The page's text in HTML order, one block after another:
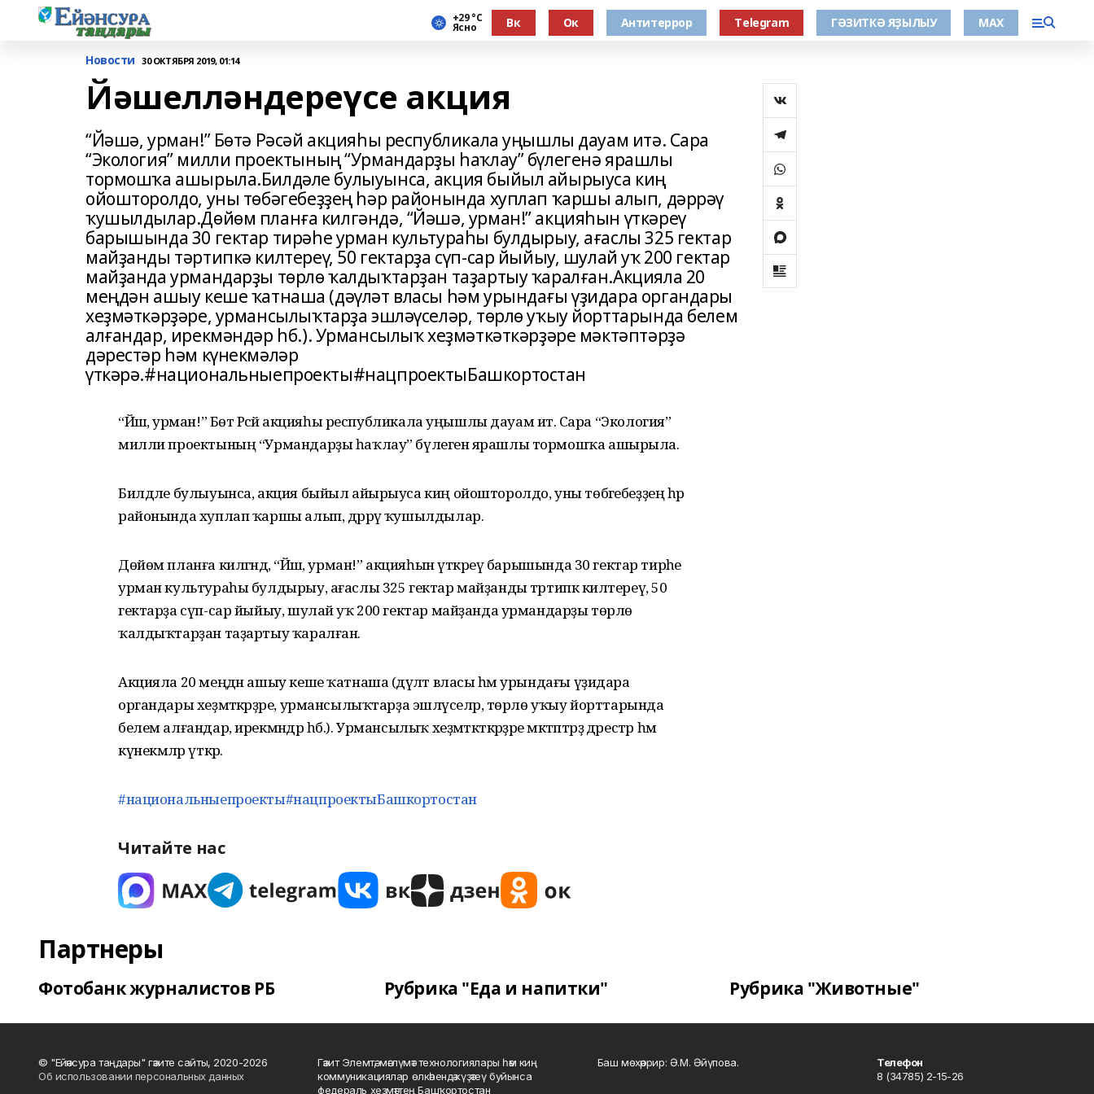
+29 °С
Ясно Вк Ок Антитеррор Тelegram ГӘЗИТКӘ ЯҘЫЛЫУ МАХ
Новости 30 ОКТЯБРЯ 2019, 01:14
Йәшелләндереүсе акция
“Йәшә, урман!” Бөтә Рәсәй акцияһы республикала уңышлы дауам итә. Сара
“Экология” милли проектының “Урмандарҙы һаҡлау” бүлегенә ярашлы
тормошҡа ашырыла.Билдәле булыуынса, акция быйыл айырыуса киң
ойошторолдо, уны төбәгебеҙҙең һәр районында хуплап ҡаршы алып, дәррәү
ҡушылдылар.Дөйөм планға килгәндә, “Йәшә, урман!” акцияһын үткәреү
барышында 30 гектар тирәһе урман культураһы булдырыу, ағаслы 325 гектар
майҙанды тәртипкә килтереү, 50 гектарҙа сүп-сар йыйыу, шулай уҡ 200 гектар
майҙанда урмандарҙы төрлө ҡалдыҡтарҙан таҙартыу ҡаралған.Акцияла 20
меңдән ашыу кеше ҡатнаша (дәүләт власы һәм урындағы үҙидара органдары
хеҙмәткәрҙәре, урмансылыҡтарҙа эшләүселәр, төрлө уҡыу йорттарында белем
алғандар, ирекмәндәр һб.). Урмансылыҡ хеҙмәткәткәрҙәре мәктәптәрҙә
дәрестәр һәм күнекмәләр
үткәрә.#национальныепроекты#нацпроектыБашкортостан
“Йәшә, урман!” Бөтә Рәсәй акцияһы республикала уңышлы дауам итә. Сара “Экология”
милли проектының “Урмандарҙы һаҡлау” бүлегенә ярашлы тормошҡа ашырыла.
Билдәле булыуынса, акция быйыл айырыуса киң ойошторолдо, уны төбәгебеҙҙең һәр
районында хуплап ҡаршы алып, дәррәү ҡушылдылар.
Дөйөм планға килгәндә, “Йәшә, урман!” акцияһын үткәреү барышында 30 гектар тирәһе
урман культураһы булдырыу, ағаслы 325 гектар майҙанды тәртипкә килтереү, 50
гектарҙа сүп-сар йыйыу, шулай уҡ 200 гектар майҙанда урмандарҙы төрлө
ҡалдыҡтарҙан таҙартыу ҡаралған.
Акцияла 20 меңдән ашыу кеше ҡатнаша (дәүләт власы һәм урындағы үҙидара
органдары хеҙмәткәрҙәре, урмансылыҡтарҙа эшләүселәр, төрлө уҡыу йорттарында
белем алғандар, ирекмәндәр һб.). Урмансылыҡ хеҙмәткәткәрҙәре мәктәптәрҙә дәрестәр һәм
күнекмәләр үткәрә.
#национальныепроекты#нацпроектыБашкортостан
Читайте нас
Партнеры
Фотобанк журналистов РБ Рубрика "Еда и напитки" Рубрика "Животные"
© "Ейәнсура таңдары" гәзите сайты, 2020-2026
Об использовании персональных данных
Гәзит Элемтә, мәғлүмәт технологиялары һәм киң
коммуникациялар өлкәһендә күҙәтеү буйынса
федераль хеҙмәттең Башҡортостан
Баш мөхәррир: Ә.М. Әйүпова.
Телефон
8 (34785) 2-15-26